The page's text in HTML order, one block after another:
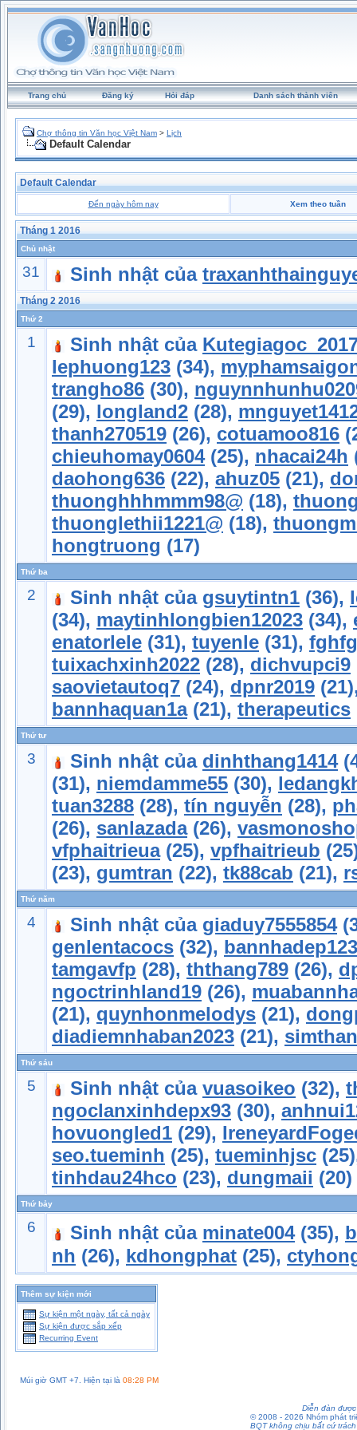
Trang chủ Đăng ký Hỏi đáp Danh sách thành viên
Chợ thông tin Văn học Việt Nam > Lịch
Default Calendar
Default Calendar
Đến ngày hôm nay Xem theo tuần
Tháng 1 2016
Chủ nhật
31 Sinh nhật của
Tháng 2 2016
Thứ 2
1 Sinh nhật của
lephuong123 (34),
trangho86 (30),
(29), longland2 (28),
thanh270519 (26), cotuamoo816
chieuhomay0604(25), nhacai24h
daohong636 (22), ahuz05 (21),
thuonghhhmmm98@ (18),
thuonglethii1221@ (18),
hongtruong (17)
Thứ ba
2 Sinh nhật của gsuytintn1 (36),
(34), maytinhlongbien12023 (34),
enatorlele (31), tuyenle (31),
tuixachxinh2022 (28), dichvupci9
saovietautoq7 (24), dpnr2019
bannhaquan1a(21), therapeutics
Thứ tư
3 Sinh nhật của dinhthang1414
(31), niemdamme55 (30),
tuan3288 (28), tín nguyễn (28),
(26), sanlazada(26),
vfphaitrieua(25), vpfhaitrieub
(23), gumtran (22), tk88cab (21),
Thứ năm
4 Sinh nhật của giaduy7555854
genlentacocs (32),
tamgavfp (28), ththang789 (26),
ngoctrinhland19 (26),
(21), quynhonmelodys (21),
diadiemnhaban2023 (21),
Thứ sáu
5 Sinh nhật của vuasoikeo (32),
ngoclanxinhdepx93 (30),
hovuongled1 (29),
seo.tueminh (25), tueminhjsc
tinhdau24hco (23), dungmaii (20)
Thứ bảy
6 Sinh nhật của minate004(35),
nh (26), kdhongphat (25),
Thêm sự kiện mới
Sự kiện một ngày, tất cả ngày
Sự kiện được sắp xếp
Recurring Event
Múi giờ GMT +7. Hiện tại là 08:28 PM
Diễn đàn
© 2008 - 2026 Nhóm phát
BQT không chịu bất cứ